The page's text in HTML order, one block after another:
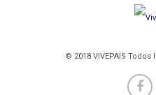
© 2018 VIVEPAIS